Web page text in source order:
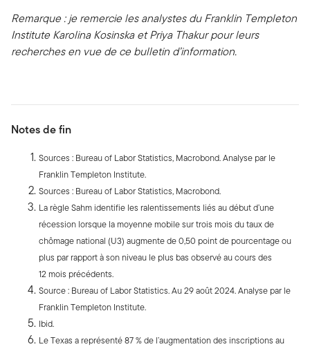
Remarque : je remercie les analystes du Franklin Templeton
Institute Karolina Kosinska et Priya Thakur pour leurs
recherches en vue de ce bulletin d’information.
Notes de fin
Sources : Bureau of Labor Statistics, Macrobond. Analyse par le
Franklin Templeton Institute.
Sources : Bureau of Labor Statistics, Macrobond.
La règle Sahm identifie les ralentissements liés au début d’une
récession lorsque la moyenne mobile sur trois mois du taux de
chômage national (U3) augmente de 0,50 point de pourcentage ou
plus par rapport à son niveau le plus bas observé au cours des
12 mois précédents.
Source : Bureau of Labor Statistics. Au 29 août 2024. Analyse par le
Franklin Templeton Institute.
Ibid.
Le Texas a représenté 87 % de l’augmentation des inscriptions au